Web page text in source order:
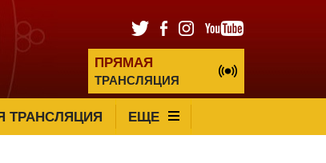
ПРЯМАЯ
ТРАНСЛЯЦИЯ
ТРАНСЛЯЦИЯ ЕЩЕ